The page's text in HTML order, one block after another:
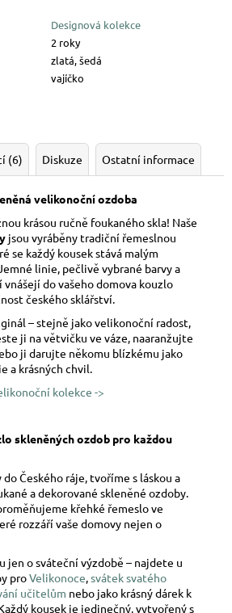
Designová kolekce
2 roky
zlatá, šedá
vajíčko
(6) Diskuze Ostatní informace
velikonoční ozdoba
krásou ručně foukaného skla! Naše
jsou vyráběny tradiční řemeslnou
se každý kousek stává malým
linie, pečlivě vybrané barvy a
do vašeho domova kouzlo
českého sklářství.
– stejně jako velikonoční radost,
ji na větvičku ve váze, naaranžujte
ji darujte někomu blízkému jako
a krásných chvil.
kolekce ->
skleněných ozdob pro každou
Českého ráje, tvoříme s láskou a
a dekorované skleněné ozdoby.
křehké řemeslo ve
rozzáří vaše domovy nejen o
jen o sváteční výzdobě – najdete u
proVelikonoce,svátek svatého
učitelům nebo jako krásný dárek k
kousek je jedinečný, vytvořený s